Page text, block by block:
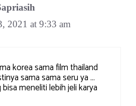
2021 at 9:33 am
korea sama film thailand
sama sama seru ya …
meneliti lebih jeli karya